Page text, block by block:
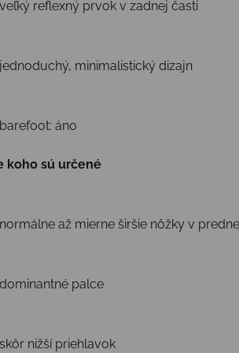
veľký reflexný prvok v zadnej časti
jednoduchý, minimalistický dizajn
barefoot: áno
koho sú určené
normálne až mierne širšie nôžky v
dominantné palce
skôr nižší priehlavok